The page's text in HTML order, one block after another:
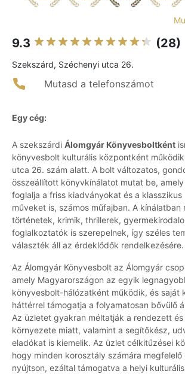
9.3 (28)
Szekszárd, Széchenyi utca 26.
Mutasd a telefonszámot
Egy cég:
A szekszárdi Álomgyár Könyvesboltként
könyvesbolt kulturális központként
utca 26. szám alatt. A bolt változatos,
összeállított könyvkínálatot mutat be,
foglalja a friss kiadványokat és a klasszikus
műveket is, számos műfajban. A kínálatban
történetek, krimik, thrillerek,
foglalkoztatók is szerepelnek, így széles
választék áll az érdeklődők rendelkezésére.
Az Álomgyár Könyvesbolt az Álomgyár
amely Magyarországon az egyik
könyvesbolt-hálózatként működik, és saját
háttérrel támogatja a folyamatosan bővülő
Az üzletet gyakran méltatják a rendezett
környezete miatt, valamint a segítőkész,
eladókat is kiemelik. Az üzlet célkitűzései
hogy minden korosztály számára megfelelő
nyújtson, ezáltal támogatva a helyi